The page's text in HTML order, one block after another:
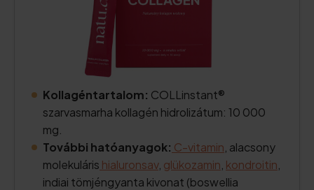
Kollagéntartalom: COLLinstant®
szarvasmarha kollagén hidrolizátum: 10 000
mg.
További hatóanyagok: C-vitamin , alacsony
molekuláris hialuronsav, glükozamin kondroitin
indiai tömjéngyanta kivonat (boswellia